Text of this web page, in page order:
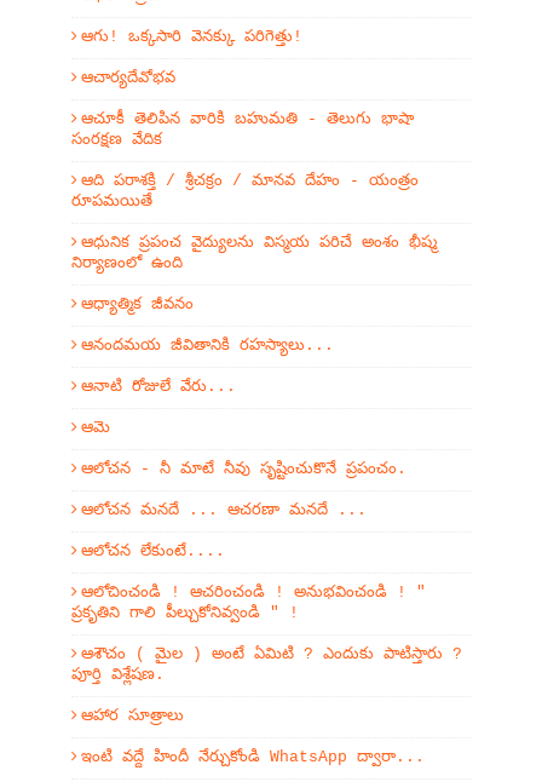
ఆగు! ఒక్కసారి వెనక్కు పరిగెత్తు!
ఆచార్యదేవోభవ
ఆచూకీ తెలిపిన వారికి బహుమతి - తెలుగు భాషా
సంరక్షణ వేదిక
ఆది పరాశక్తి / శ్రీచక్రం / మానవ దేహం - యంత్రం
రూపమయితే
ఆధునిక ప్రపంచ వైద్యులను విస్మయ పరిచే అంశం భీష్మ
నిర్యాణంలో ఉంది
ఆధ్యాత్మిక జీవనం
ఆనందమయ జీవితానికి రహస్యాలు...
ఆనాటి రోజులే వేరు...
ఆమె
ఆలోచన - నీ మాటే నీవు సృష్టించుకొనే ప్రపంచం.
ఆలోచన మనదే ... ఆచరణా మనదే ...
ఆలోచన లేకుంటే....
ఆలోచించండి ! ఆచరించండి ! అనుభవించండి ! "
ప్రకృతిని గాలి పీల్చుకోనివ్వండి " !
ఆశౌచం ( మైల ) అంటే ఏమిటి ? ఎందుకు పాటిస్తారు ?
పూర్తి విశ్లేషణ.
ఆహార సూత్రాలు
ఇంటి వద్దే హిందీ నేర్చుకోండి WhatsApp ద్వారా...